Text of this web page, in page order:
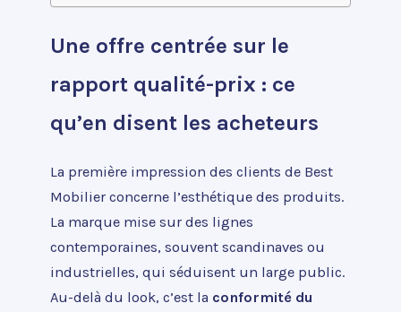
Une offre centrée sur le
rapport qualité-prix : ce
qu’en disent les acheteurs
La première impression des clients de Best
Mobilier concerne l’esthétique des produits.
La marque mise sur des lignes
contemporaines, souvent scandinaves ou
industrielles, qui séduisent un large public.
Au-delà du look, c’est la conformité du